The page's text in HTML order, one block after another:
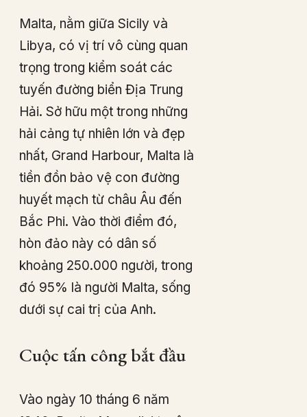
Malta, nằm giữa Sicily và
Libya, có vị trí vô cùng quan
trọng trong kiểm soát các
tuyến đường biển Địa Trung
Hải. Sở hữu một trong những
hải cảng tự nhiên lớn và đẹp
nhất, Grand Harbour, Malta là
tiền đồn bảo vệ con đường
huyết mạch từ châu Âu đến
Bắc Phi. Vào thời điểm đó,
hòn đảo này có dân số
khoảng 250.000 người, trong
đó 95% là người Malta, sống
dưới sự cai trị của Anh.
Cuộc tấn công bắt đầu
Vào ngày 10 tháng 6 năm